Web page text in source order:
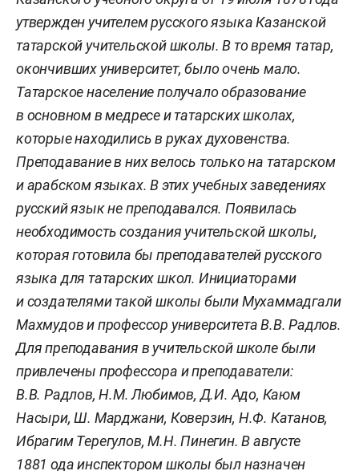
утвержден учителем русского языка Казанской
татарской учительской школы. В то время татар,
окончивших университет, было очень мало.
Татарское население получало образование
в основном в медресе и татарских школах,
которые находились в руках духовенства.
Преподавание в них велось только на татарском
и арабском языках. В этих учебных заведениях
русский язык не преподавался. Появилась
необходимость создания учительской школы,
которая готовила бы преподавателей русского
языка для татарских школ. Инициаторами
и создателями такой школы были Мухаммадгали
Махмудов и профессор университета В.В. Радлов.
Для преподавания в учительской школе были
привлечены профессора и преподаватели:
В.В. Радлов, Н.М. Любимов, Д.И. Адо, Каюм
Насыри, Ш. Марджани, Коверзин, Н.Ф. Катанов,
Ибрагим Терегулов, М.Н. Пинегин. В августе
1881 ода инспектором школы был назначен